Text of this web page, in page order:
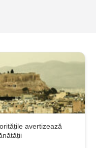
avertizează